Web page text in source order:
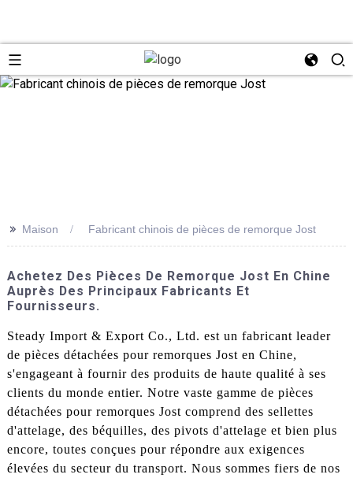
>> Maison Fabricant chinois de pièces de remorque Jost
Achetez Des Pièces De Remorque Jost En Chine
Auprès Des Principaux Fabricants Et
Fournisseurs.
Steady Import & Export Co., Ltd. est un fabricant leader
de pièces détachées pour remorques Jost en Chine,
s'engageant à fournir des produits de haute qualité à ses
clients du monde entier. Notre vaste gamme de pièces
détachées pour remorques Jost comprend des sellettes
d'attelage, des béquilles, des pivots d'attelage et bien plus
encore, toutes conçues pour répondre aux exigences
élevées du secteur du transport. Nous sommes fiers de nos